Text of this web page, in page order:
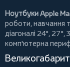
Ноутбуки Apple
роботи, навчання
діагоналі 24", 27",
комп'ютерна